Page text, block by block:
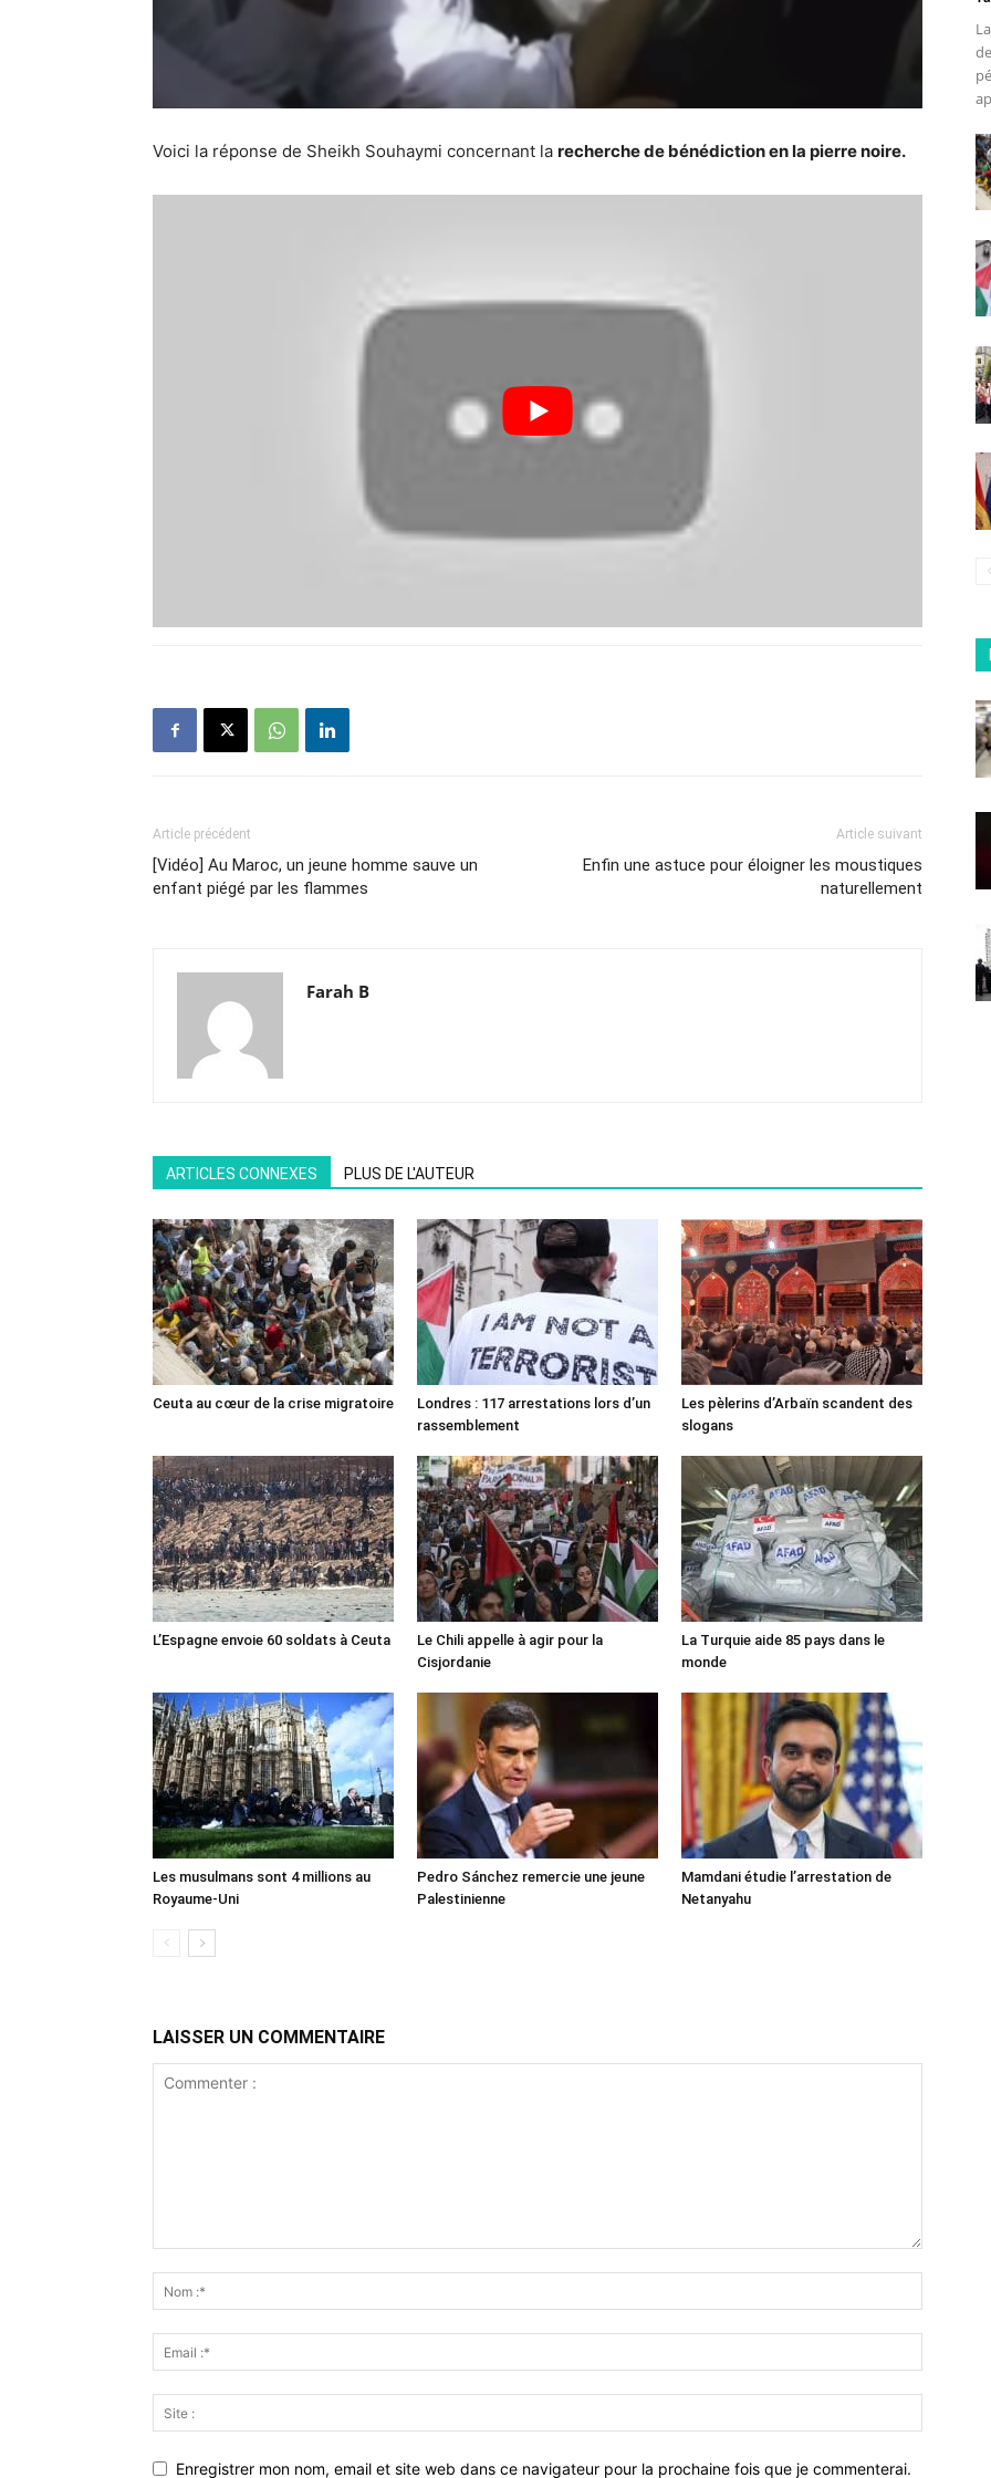
Voici la réponse de Sheikh Souhaymi concernant la recherche de bénédiction en la pierre noire.
Article précédent
[Vidéo] Au Maroc, un jeune homme sauve un
enfant piégé par les flammes
Article suivant
Enfin une astuce pour éloigner les moustiques
naturellement
Farah B
ARTICLES CONNEXES PLUS DE L'AUTEUR
Ceuta au cœur de la crise migratoire
Londres : 117 arrestations lors d’un
rassemblement
Les pèlerins d’Arbaïn scandent des
slogans
L’Espagne envoie 60 soldats à Ceuta
Le Chili appelle à agir pour la
Cisjordanie
La Turquie aide 85 pays dans le
monde
Les musulmans sont 4 millions au
Royaume-Uni
Pedro Sánchez remercie une jeune
Palestinienne
Mamdani étudie l’arrestation de
Netanyahu
LAISSER UN COMMENTAIRE
Enregistrer mon nom, email et site web dans ce navigateur pour la prochaine fois que je commenterai.